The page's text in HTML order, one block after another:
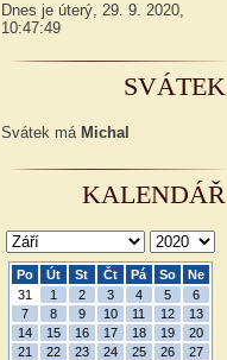
Dnes je úterý, 29. 9. 2020,
10:47:50
SVÁTEK
Svátek má Michal
KALENDÁŘ
Po Út St Čt Pá So
Ne
31
1 2 3 4 5
6
7
8 9 10 11 12
13
14
15 16 17 18 19
20
21
22 23 24 25 26
27